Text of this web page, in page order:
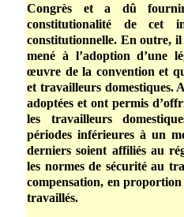
Congrès et a dû
constitutionalité de cet
constitutionnelle. En outre,
mené à l’adoption d’une
œuvre de la convention et
et travailleurs domestiques.
adoptées et ont permis
les travailleurs
périodes inférieures à un
derniers soient affiliés au
les normes de sécurité au
compensation, en
travaillés.